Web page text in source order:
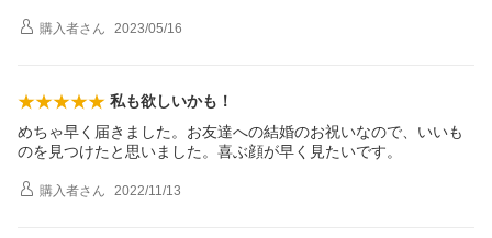
購入者さん 2023/05/16
私も欲しいかも！
めちゃ早く届きました。お友達への結婚のお祝いなので、いいも
のを見つけたと思いました。喜ぶ顔が早く見たいです。
購入者さん 2022/11/13